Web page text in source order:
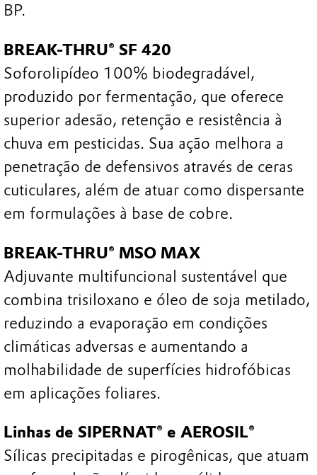
BP.
BREAK-THRU® SF 420
Soforolipídeo 100% biodegradável,
produzido por fermentação, que oferece
superior adesão, retenção e resistência à
chuva em pesticidas. Sua ação melhora a
penetração de defensivos através de ceras
cuticulares, além de atuar como dispersante
em formulações à base de cobre.
BREAK-THRU® MSO MAX
Adjuvante multifuncional sustentável que
combina trisiloxano e óleo de soja metilado,
reduzindo a evaporação em condições
climáticas adversas e aumentando a
molhabilidade de superfícies hidrofóbicas
em aplicações foliares.
Linhas de SIPERNAT® e AEROSIL®
Sílicas precipitadas e pirogênicas, que atuam